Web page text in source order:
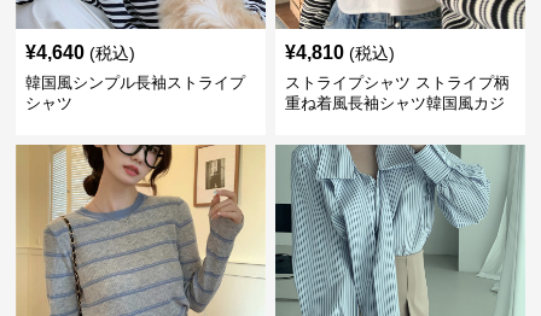
¥4,640 (税込)
韓国風シンプル長袖ストライプ
シャツ
¥4,810 (税込)
ストライプシャツ ストライプ柄
重ね着風長袖シャツ韓国風カジ